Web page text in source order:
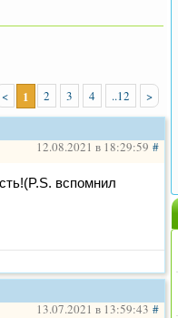
< 1 2 3 4 ..12 >
12.08.2021 в 18:29:59 #
вспомнил
13.07.2021 в 13:59:43 #